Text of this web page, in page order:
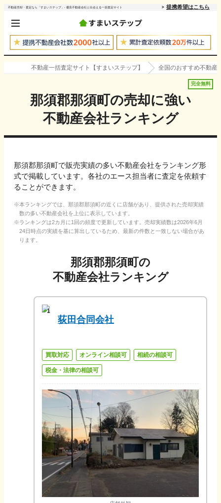
不動産売却・査定なら「すまいステップ」- 優良不動産会社と出会える一括査定サイト 提携希望はこちら
不動産一括査定サイト【すまいステップ】 全国のおすすめ不動産
完全無料
那須郡那須町の売却に強い
不動産会社ランキング
那須郡那須町で販売実績の多い不動産会社をランキング形
式で掲載しています。各社のエース担当者に査定を依頼す
ることができます。
本ランキングでは、 那須郡那須町の近くに店舗があり、提供された売却実績
数の多い不動産会社を上位に表示しています。
ランキングは2カ月に1回の頻度で更新しています。売却実績数は2026年6月
24日時点の実績を基に算出しているため、最新の件数と一致しない場合があ
ります。
那須郡那須町の
不動産会社ランキング
1
荻田合同会社
買取対応 オンライン相談可 相続の相談可
税金・法律の相談可